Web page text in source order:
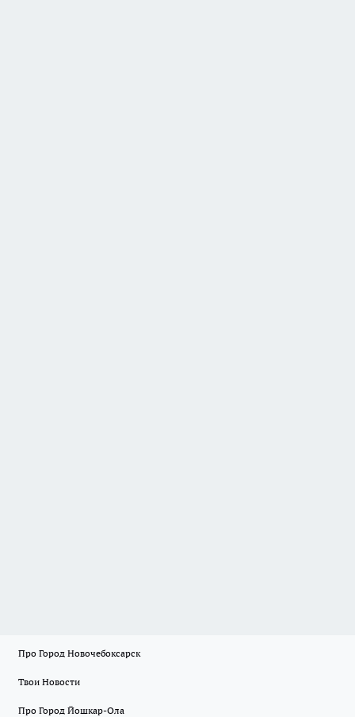
Про Город Новочебоксарск
Твои Новости
Про Город Йошкар-Ола